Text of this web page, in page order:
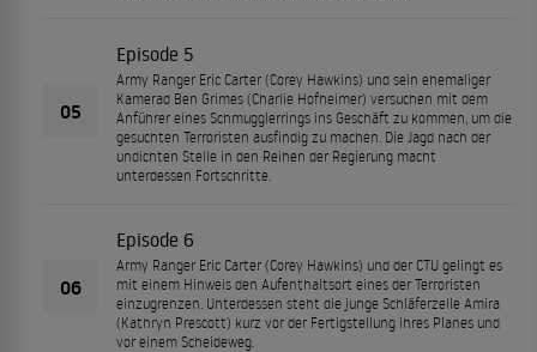
05
Episode 5
Army Ranger Eric Carter (Corey Hawkins) und sein ehemaliger
Kamerad Ben Grimes (Charlie Hofheimer) versuchen mit dem
Anführer eines Schmugglerrings ins Geschäft zu kommen, um die
gesuchten Terroristen ausfindig zu machen. Die Jagd nach der
undichten Stelle in den Reihen der Regierung macht
unterdessen Fortschritte.
06
Episode 6
Army Ranger Eric Carter (Corey Hawkins) und der CTU gelingt es
mit einem Hinweis den Aufenthaltsort eines der Terroristen
einzugrenzen. Unterdessen steht die junge Schläferzelle Amira
(Kathryn Prescott) kurz vor der Fertigstellung ihres Planes und
vor einem Scheideweg.